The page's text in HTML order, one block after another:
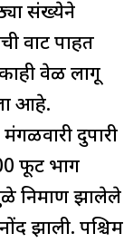
संख्येने
वाट पाहत
वेळ लागू
आहे.
दुपारी
फूट भाग
निर्माण झालेले
झाली. पश्चिम